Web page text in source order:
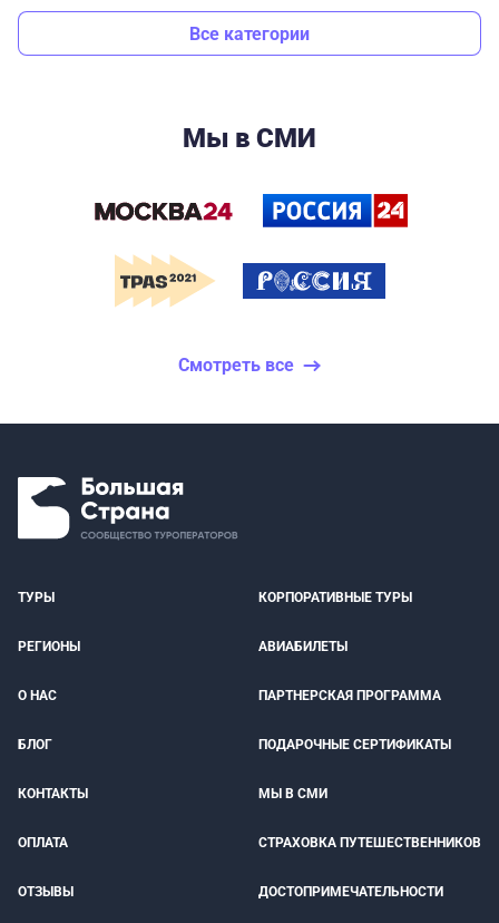
Все категории
Мы в СМИ
Смотреть все
ТУРЫ КОРПОРАТИВНЫЕ ТУРЫ
РЕГИОНЫ АВИАБИЛЕТЫ
О НАС ПАРТНЕРСКАЯ ПРОГРАММА
БЛОГ ПОДАРОЧНЫЕ СЕРТИФИКАТЫ
КОНТАКТЫ МЫ В СМИ
ОПЛАТА СТРАХОВКА ПУТЕШЕСТВЕННИКОВ
ОТЗЫВЫ ДОСТОПРИМЕЧАТЕЛЬНОСТИ